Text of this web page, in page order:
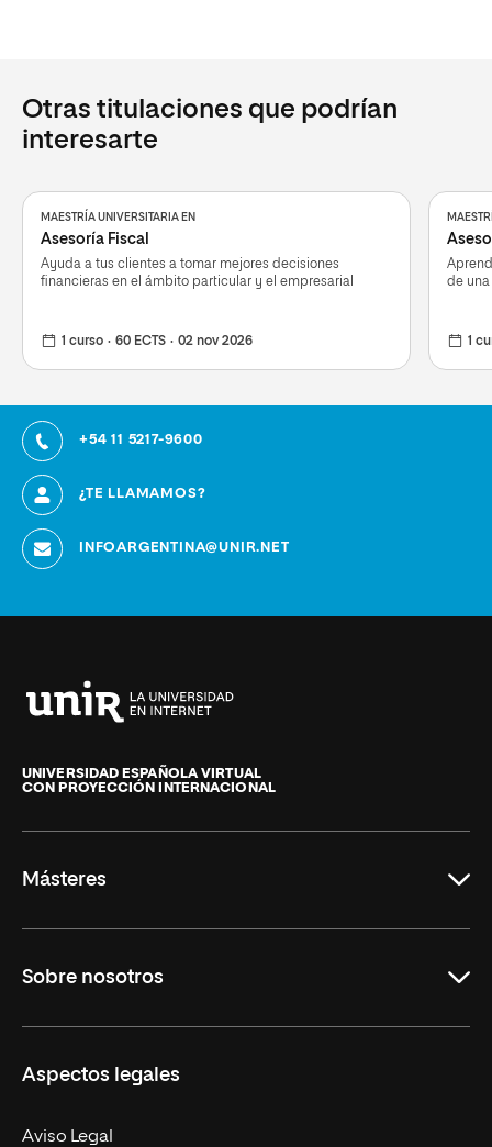
Otras titulaciones que podrían
interesarte
MAESTRÍA UNIVERSITARIA EN
Asesoría Fiscal
Ayuda a tus clientes a tomar mejores decisiones
financieras en el ámbito particular y el empresarial
1 curso 60 ECTS 02 nov 2026
de
1
+54 11 5217-9600
¿TE LLAMAMOS?
INFOARGENTINA@UNIR.NET
de
La
UNIVERSIDAD ESPAÑOLA VIRTUAL
CON PROYECCIÓN INTERNACIONAL
Másteres
Derecho
Empresa
MBA
Sobre nosotros
Nuestro Equipo
Contacto
Aspectos legales
Aviso Legal